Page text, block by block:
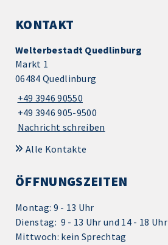
KONTAKT
Welterbestadt Quedlinburg
Markt 1
06484 Quedlinburg
+49 3946 90550
+49 3946 905-9500
Nachricht schreiben
Alle Kontakte
ÖFFNUNGSZEITEN
Montag: 9 - 13 Uhr
Dienstag: 9 - 13 Uhr und 14 - 18 Uhr
Mittwoch: kein Sprechtag